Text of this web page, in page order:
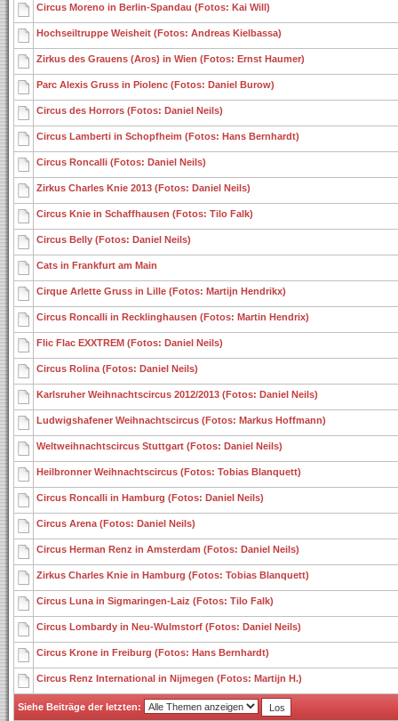
Circus Moreno in Berlin-Spandau (Fotos: Kai Will)
Hochseiltruppe Weisheit (Fotos: Andreas Kielbassa)
Zirkus des Grauens (Aros) in Wien (Fotos: Ernst Haumer)
Parc Alexis Gruss in Piolenc (Fotos: Daniel Burow)
Circus des Horrors (Fotos: Daniel Neils)
Circus Lamberti in Schopfheim (Fotos: Hans Bernhardt)
Circus Roncalli (Fotos: Daniel Neils)
Zirkus Charles Knie 2013 (Fotos: Daniel Neils)
Circus Knie in Schaffhausen (Fotos: Tilo Falk)
Circus Belly (Fotos: Daniel Neils)
Cats in Frankfurt am Main
Cirque Arlette Gruss in Lille (Fotos: Martijn Hendrikx)
Circus Roncalli in Recklinghausen (Fotos: Martin Hendrix)
Flic Flac EXXTREM (Fotos: Daniel Neils)
Circus Rolina (Fotos: Daniel Neils)
Karlsruher Weihnachtscircus 2012/2013 (Fotos: Daniel Neils)
Ludwigshafener Weihnachtscircus (Fotos: Markus Hoffmann)
Weltweihnachtscircus Stuttgart (Fotos: Daniel Neils)
Heilbronner Weihnachtscircus (Fotos: Tobias Blanquett)
Circus Roncalli in Hamburg (Fotos: Daniel Neils)
Circus Arena (Fotos: Daniel Neils)
Circus Herman Renz in Amsterdam (Fotos: Daniel Neils)
Zirkus Charles Knie in Hamburg (Fotos: Tobias Blanquett)
Circus Luna in Sigmaringen-Laiz (Fotos: Tilo Falk)
Circus Lombardy in Neu-Wulmstorf (Fotos: Daniel Neils)
Circus Krone in Freiburg (Fotos: Hans Bernhardt)
Circus Renz International in Nijmegen (Fotos: Martijn H.)
Siehe Beiträge der letzten: